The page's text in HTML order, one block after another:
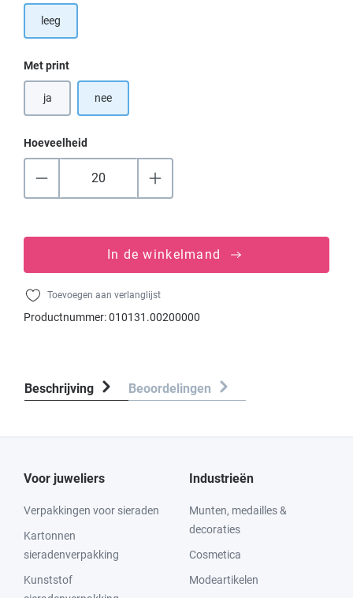
leeg
Selecteer
Met print
ja nee
Hoeveelheid
In de winkelmand
Toevoegen aan verlanglijst
Productnummer:010131.00200000
Beschrijving Beoordelingen
Voor juweliers
Verpakkingen voor sieraden
Kartonnen
sieradenverpakking
Kunststof
Industrieën
Munten, medailles &
decoraties
Cosmetica
Modeartikelen